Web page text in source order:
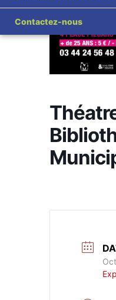
Contactez-nous